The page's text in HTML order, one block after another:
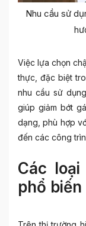
Nhu cầu sử
Việc lựa chọn
thực, đặc biệt
nhu cầu sử
giúp giảm bớt
dạng, phù hợp
đến các công
Các
phổ biến